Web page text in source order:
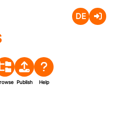
Publish Help